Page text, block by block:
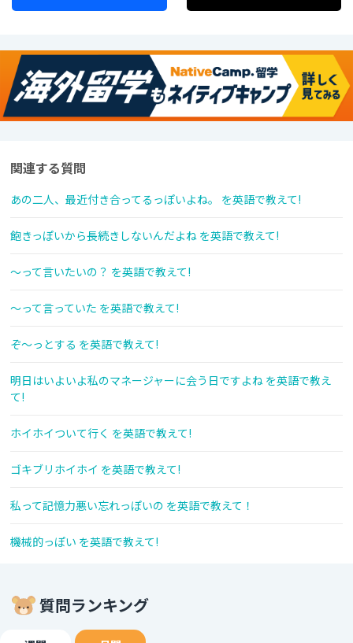
関連する質問
あの二人、最近付き合ってるっぽいよね。 を英語で教えて!
飽きっぽいから長続きしないんだよね を英語で教えて!
～って言いたいの？ を英語で教えて!
～って言っていた を英語で教えて!
ぞ～っとする を英語で教えて!
明日はいよいよ私のマネージャーに会う日ですよね を英語で教え
て!
ホイホイついて行く を英語で教えて!
ゴキブリホイホイ を英語で教えて!
私って記憶力悪い忘れっぽいの を英語で教えて！
機械的っぽい を英語で教えて!
質問ランキング